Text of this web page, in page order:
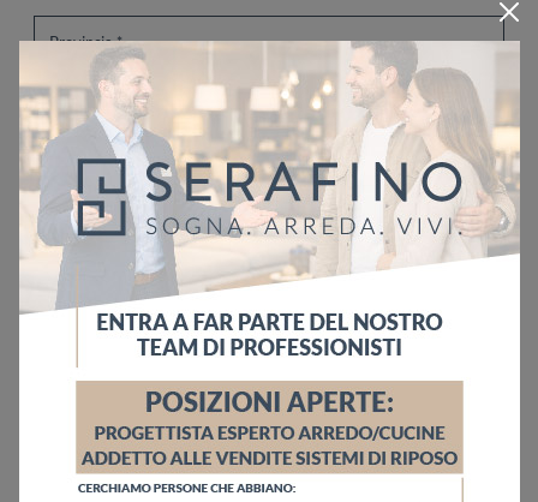
Sfoglia i cataloghi
Ho letto l'informativa sullaPrivacy Policy
Invia